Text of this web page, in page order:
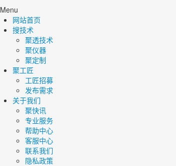
Menu
网站首页
搜技术
聚透技术
聚仪器
聚定制
聚工匠
工匠招募
发布需求
关于我们
聚快讯
专业服务
帮助中心
客服中心
联系我们
隐私政策